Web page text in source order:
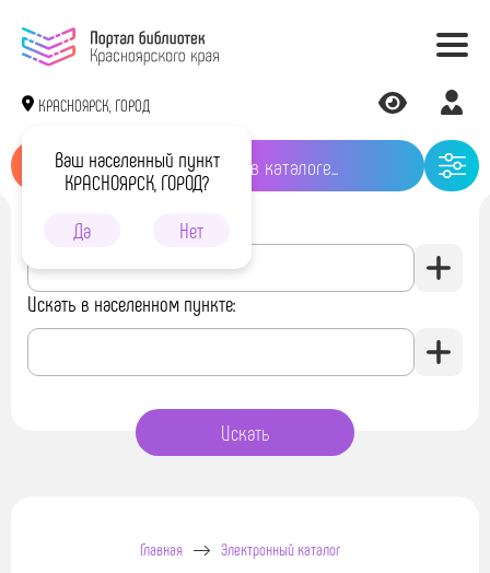
КРАСНОЯРСК, ГОРОД
Ваш населенный пункт
КРАСНОЯРСК, ГОРОД?
Да
Нет
Искать в библиотеке:
Искать в населенном пункте:
Главная Электронный каталог